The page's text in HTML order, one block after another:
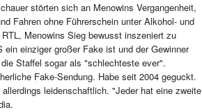
störten sich an Menowins Vergangenheit,
Fahren ohne Führerschein unter Alkohol- und
Menowins Sieg bewusst inszeniert zu
einziger großer Fake ist und der Gewinner
Staffel sogar als "schlechteste ever".
Fake-Sendung. Habe seit 2004 geguckt.
leidenschaftlich. "Jeder hat eine zweite